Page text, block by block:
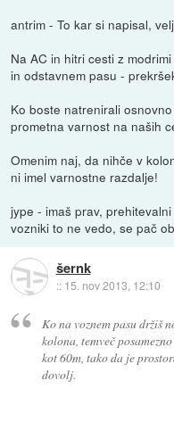
antrim - To kar si napisal,
Na AC in hitri cesti z
in odstavnem pasu -
Ko boste natrenirali
prometna varnost na naših
Omenim naj, da nihče v
ni imel varnostne razdalje!
jype - imaš prav,
vozniki to ne vedo, se pač
šernk
:: 15. nov 2013, 12:10
Ko na voznem pasu držiš
kolona, temveč
kot 60m, tako da je
dovolj.